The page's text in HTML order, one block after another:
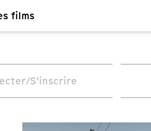
films
S'inscrire